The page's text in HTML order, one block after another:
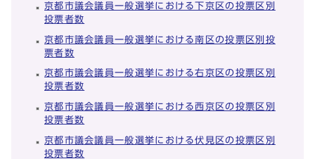
京都市議会議員一般選挙における下京区の投票区別
投票者数
京都市議会議員一般選挙における南区の投票区別投
票者数
京都市議会議員一般選挙における右京区の投票区別
投票者数
京都市議会議員一般選挙における西京区の投票区別
投票者数
京都市議会議員一般選挙における伏見区の投票区別
投票者数